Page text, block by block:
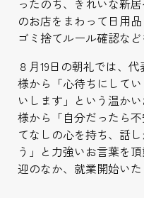
ったのち、きれいな新
のお店をまわって日用
ゴミ捨てルール確認など
８月19日の朝礼では、
様から「心待ちにして
いします」という温か
様から「自分だったら
てなしの心を持ち、話
う」と力強いお言葉を
迎のなか、就業開始いた